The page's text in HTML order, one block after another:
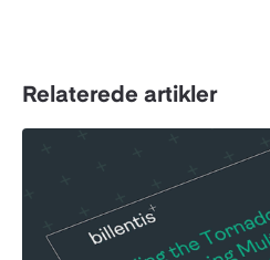
Relaterede artikler